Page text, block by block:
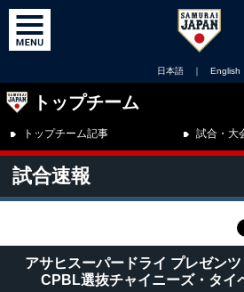
日本語 ｜ English
トップチーム
トップチーム記事 試合・大
試合速報
アサヒスーパードライ プレゼン
CPBL選抜チャイニーズ・タイ